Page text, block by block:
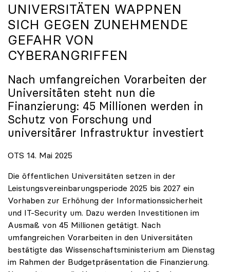
UNIVERSITÄTEN WAPPNEN
SICH GEGEN ZUNEHMENDE
GEFAHR VON
CYBERANGRIFFEN
Nach umfangreichen Vorarbeiten der
Universitäten steht nun die
Finanzierung: 45 Millionen werden in
Schutz von Forschung und
universitärer Infrastruktur investiert
OTS 14. Mai 2025
Die öffentlichen Universitäten setzen in der
Leistungsvereinbarungsperiode 2025 bis 2027 ein
Vorhaben zur Erhöhung der Informationssicherheit
und IT-Security um. Dazu werden Investitionen im
Ausmaß von 45 Millionen getätigt. Nach
umfangreichen Vorarbeiten in den Universitäten
bestätigte das Wissenschaftsministerium am Dienstag
im Rahmen der Budgetpräsentation die Finanzierung.